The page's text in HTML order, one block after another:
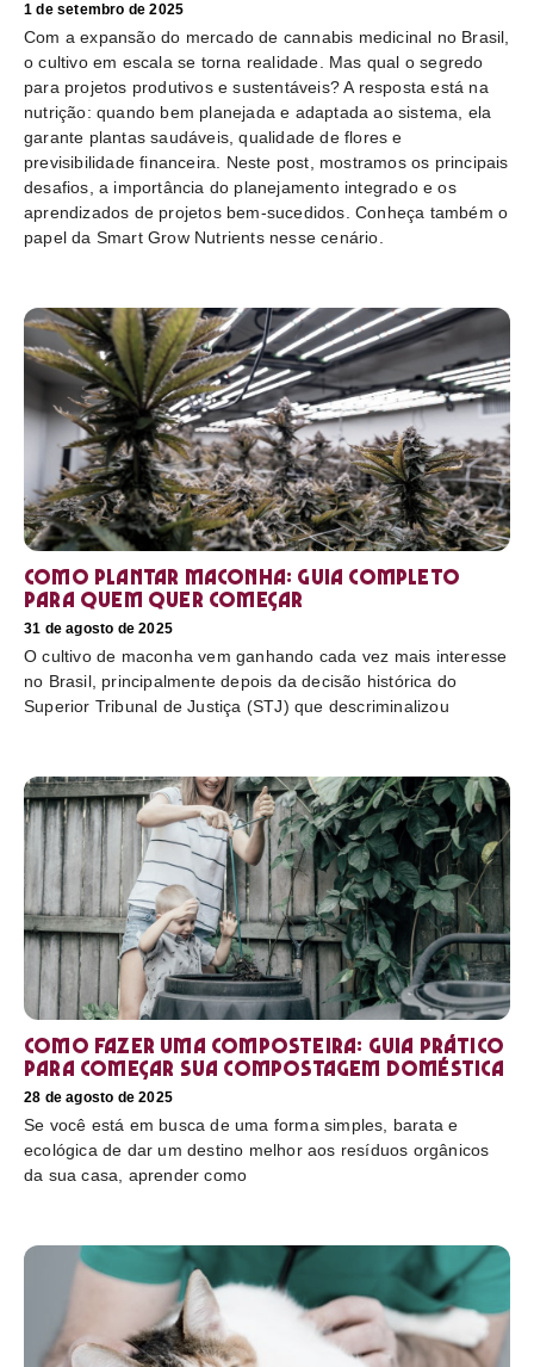
1 de setembro de 2025
Com a expansão do mercado de cannabis medicinal no Brasil,
o cultivo em escala se torna realidade. Mas qual o segredo
para projetos produtivos e sustentáveis? A resposta está na
nutrição: quando bem planejada e adaptada ao sistema, ela
garante plantas saudáveis, qualidade de flores e
previsibilidade financeira. Neste post, mostramos os principais
desafios, a importância do planejamento integrado e os
aprendizados de projetos bem-sucedidos. Conheça também o
papel da Smart Grow Nutrients nesse cenário.
Como plantar maconha: guia completo
para quem quer começar
31 de agosto de 2025
O cultivo de maconha vem ganhando cada vez mais interesse
no Brasil, principalmente depois da decisão histórica do
Superior Tribunal de Justiça (STJ) que descriminalizou
Como fazer uma composteira: Guia prático
para começar sua compostagem doméstica
28 de agosto de 2025
Se você está em busca de uma forma simples, barata e
ecológica de dar um destino melhor aos resíduos orgânicos
da sua casa, aprender como